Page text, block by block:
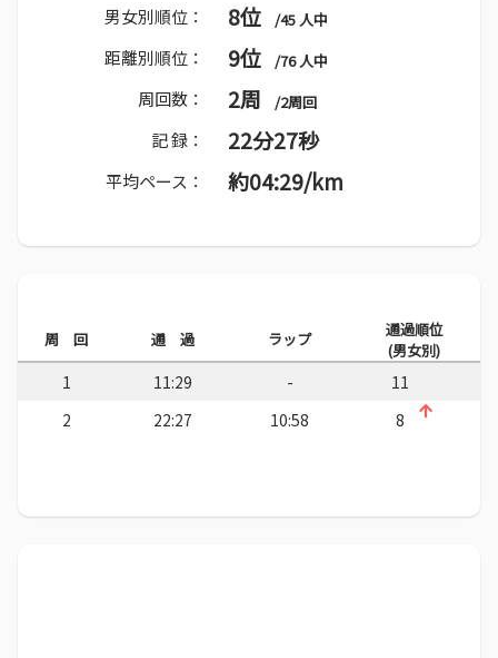
男女別順位： 8位 /45 人中
距離別順位： 9位 /76 人中
周回数： 2周 /2周回
記 録： 22分27秒
平均ペース： 約04:29/km
周 回 通 過 ラップ
通過順位
(男女別)
1 11:29 -
11
2
22:27 10:58 8